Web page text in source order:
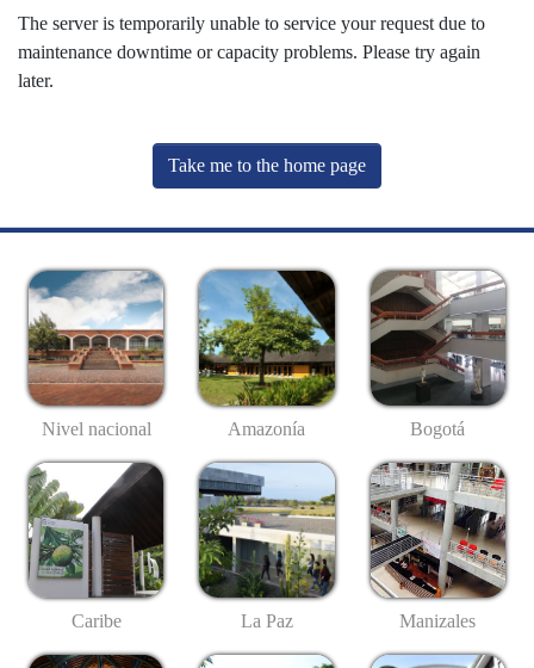
The server is temporarily unable to service your request due to
maintenance downtime or capacity problems. Please try again
later.
Take me to the home page
Nivel nacional Amazonía Bogotá
Caribe La Paz Manizales